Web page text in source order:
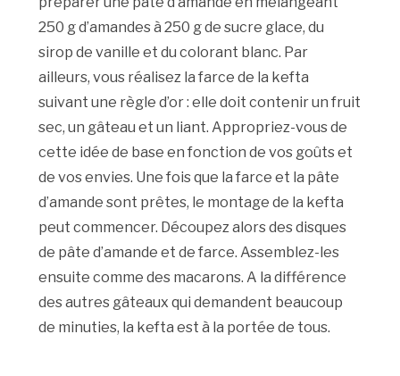
250 g d’amandes à 250 g de sucre glace, du
sirop de vanille et du colorant blanc. Par
ailleurs, vous réalisez la farce de la kefta
suivant une règle d’or : elle doit contenir un fruit
sec, un gâteau et un liant. Appropriez-vous de
cette idée de base en fonction de vos goûts et
de vos envies. Une fois que la farce et la pâte
d’amande sont prêtes, le montage de la kefta
peut commencer. Découpez alors des disques
de pâte d’amande et de farce. Assemblez-les
ensuite comme des macarons. A la différence
des autres gâteaux qui demandent beaucoup
de minuties, la kefta est à la portée de tous.